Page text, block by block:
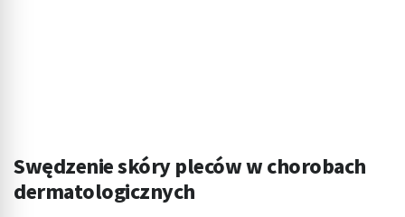
Swędzenie skóry pleców w chorobach
dermatologicznych